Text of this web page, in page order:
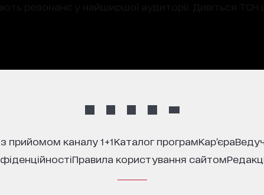
прийомом каналу 1+1 каталог програм кар’єра
правила користування сайтом